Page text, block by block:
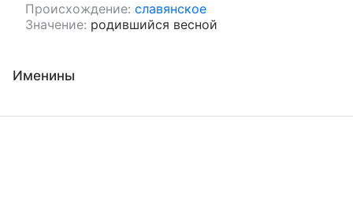
Происхождение: славянское
Значение: родившийся весной
Именины